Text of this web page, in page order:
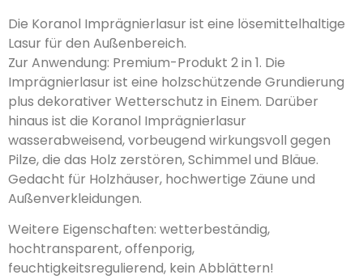
Die Koranol Imprägnierlasur ist eine lösemittelhaltige
Lasur für den Außenbereich.
Zur Anwendung: Premium-Produkt 2 in 1. Die
Imprägnierlasur ist eine holzschützende Grundierung
plus dekorativer Wetterschutz in Einem. Darüber
hinaus ist die Koranol Imprägnierlasur
wasserabweisend, vorbeugend wirkungsvoll gegen
Pilze, die das Holz zerstören, Schimmel und Bläue.
Gedacht für Holzhäuser, hochwertige Zäune und
Außenverkleidungen.
Weitere Eigenschaften: wetterbeständig,
hochtransparent, offenporig,
feuchtigkeitsregulierend, kein Abblättern!